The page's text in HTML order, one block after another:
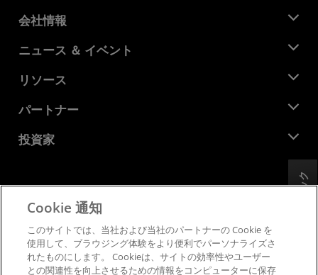
フィードバック
会社情報
AMD について
企業責任
キャリア
お問い合わせ
ニュース ＆ イベント
ニュースルーム
メディア ライブラリ
リソース
デベロッパー セントラル
ケース スタディ
パートナー
AMD パートナー ハブ
投資家
財務情報
取締役会
SEC 提出書類
プライバシー
商標
サプライ チェーンの透明性
Cookie 通知
このサイトでは、当社および当社のパートナーの Cookie を
使用して、ブラウジング体験をより便利でパーソナライズさ
れたものにします。 Cookieは、サイトの効率性やユーザー
との関連性を向上させるための情報をコンピューターに保存